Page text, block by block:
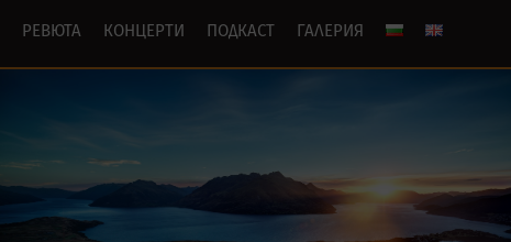
РЕВЮТА КОНЦЕРТИ ПОДКАСТ ГАЛЕРИЯ